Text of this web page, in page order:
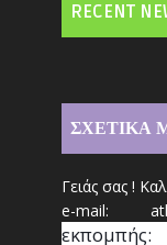
RECENT
ΣΧΕΤΙΚΑ
Γειάς σας !
e-mail: